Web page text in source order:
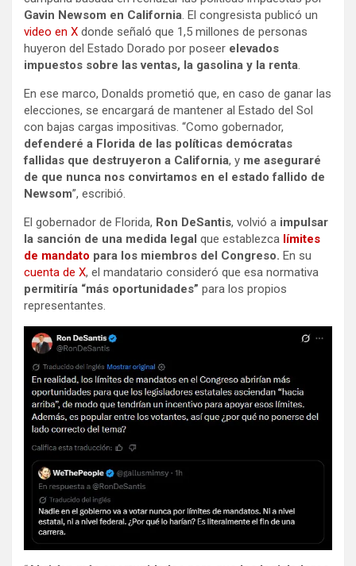
Gavin Newsom en California. El congresista publicó un
video en X donde señaló que 1,5 millones de personas
huyeron del Estado Dorado por poseer elevados
impuestos sobre las ventas, la gasolina y la renta.
En ese marco, Donalds prometió que, en caso de ganar las
elecciones, se encargará de mantener al Estado del Sol
con bajas cargas impositivas. “Como gobernador,
defenderé a Florida de las políticas demócratas
fallidas que destruyeron a California, y me aseguraré
de que nunca nos convirtamos en el estado fallido de
Newsom”, escribió.
El gobernador de Florida, Ron DeSantis, volvió a impulsar
la sanción de una medida legal que establezca límites
de mandato para los miembros del Congreso. En su
cuenta de X, el mandatario consideró que esa normativa
permitiría “más oportunidades” para los propios
representantes.